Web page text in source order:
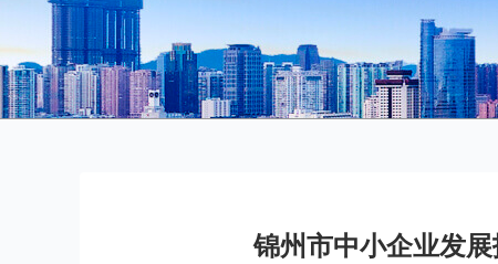
锦州市中小企业发